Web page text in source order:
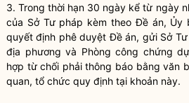
3. Trong thời hạn 30 ngày kể từ ngày
của Sở Tư pháp kèm theo Đề án, Ủy
quyết định phê duyệt Đề án, gửi Sở
địa phương và Phòng công chứng
hợp từ chối phải thông báo bằng văn
quan, tổ chức quy định tại khoản này.